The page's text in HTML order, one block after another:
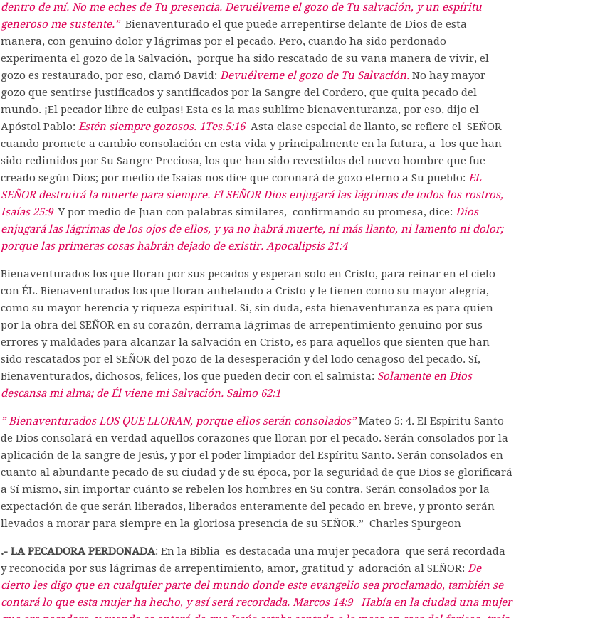
dentro de mí. No me eches de Tu presencia. Devuélveme el gozo de Tu salvación, y un espíritu
generoso me sustente.” Bienaventurado el que puede arrepentirse delante de Dios de esta
manera, con genuino dolor y lágrimas por el pecado. Pero, cuando ha sido perdonado
experimenta el gozo de la Salvación, porque ha sido rescatado de su vana manera de vivir, el
gozo es restaurado, por eso, clamó David: Devuélveme el gozo de Tu Salvación. No hay mayor
gozo que sentirse justificados y santificados por la Sangre del Cordero, que quita pecado del
mundo. ¡El pecador libre de culpas! Esta es la mas sublime bienaventuranza, por eso, dijo el
Apóstol Pablo: Estén siempre gozosos. 1Tes.5:16Asta clase especial de llanto, se refiere el SEÑOR
cuando promete a cambio consolación en esta vida y principalmente en la futura, a los que han
sido redimidos por Su Sangre Preciosa, los que han sido revestidos del nuevo hombre que fue
creado según Dios; por medio de Isaias nos dice que coronará de gozo eterno a Su pueblo: EL
SEÑOR destruirá la muerte para siempre. El SEÑOR Dios enjugará las lágrimas de todos los rostros,
Isaías 25:9 Y por medio de Juan con palabras similares, confirmando su promesa, dice: Dios
enjugará las lágrimas de los ojos de ellos, y ya no habrá muerte, ni más llanto, ni lamento ni dolor;
porque las primeras cosas habrán dejado de existir. Apocalipsis 21:4
Bienaventurados los que lloran por sus pecados y esperan solo en Cristo, para reinar en el cielo
con ÉL. Bienaventurados los que lloran anhelando a Cristo y le tienen como su mayor alegría,
como su mayor herencia y riqueza espiritual. Si, sin duda, esta bienaventuranza es para quien
por la obra del SEÑOR en su corazón, derrama lágrimas de arrepentimiento genuino por sus
errores y maldades para alcanzar la salvación en Cristo, es para aquellos que sienten que han
sido rescatados por el SEÑOR del pozo de la desesperación y del lodo cenagoso del pecado. Sí,
Bienaventurados, dichosos, felices, los que pueden decir con el salmista: Solamente en Dios
descansa mi alma; de Él viene mi Salvación. Salmo 62:1
” Bienaventurados LOS QUE LLORAN, porque ellos serán consolados”Mateo 5: 4. El Espíritu Santo
de Dios consolará en verdad aquellos corazones que lloran por el pecado. Serán consolados por la
aplicación de la sangre de Jesús, y por el poder limpiador del Espíritu Santo. Serán consolados en
cuanto al abundante pecado de su ciudad y de su época, por la seguridad de que Dios se glorificará
a Sí mismo, sin importar cuánto se rebelen los hombres en Su contra. Serán consolados por la
expectación de que serán liberados, liberados enteramente del pecado en breve, y pronto serán
llevados a morar para siempre en la gloriosa presencia de su SEÑOR.” Charles Spurgeon
.- LA PECADORA PERDONADA: En la Biblia es destacada una mujer pecadora que será recordada
y reconocida por sus lágrimas de arrepentimiento, amor, gratitud y adoración al SEÑOR: De
cierto les digo que en cualquier parte del mundo donde este evangelio sea proclamado, también se
contará lo que esta mujer ha hecho, y así será recordada. Marcos 14:9 Había en la ciudad una mujer